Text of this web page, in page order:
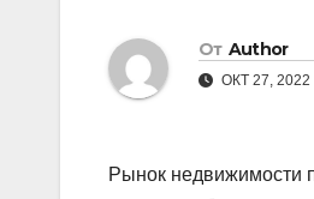
От Author
ОКТ 27, 2022
Рынок недвижимости